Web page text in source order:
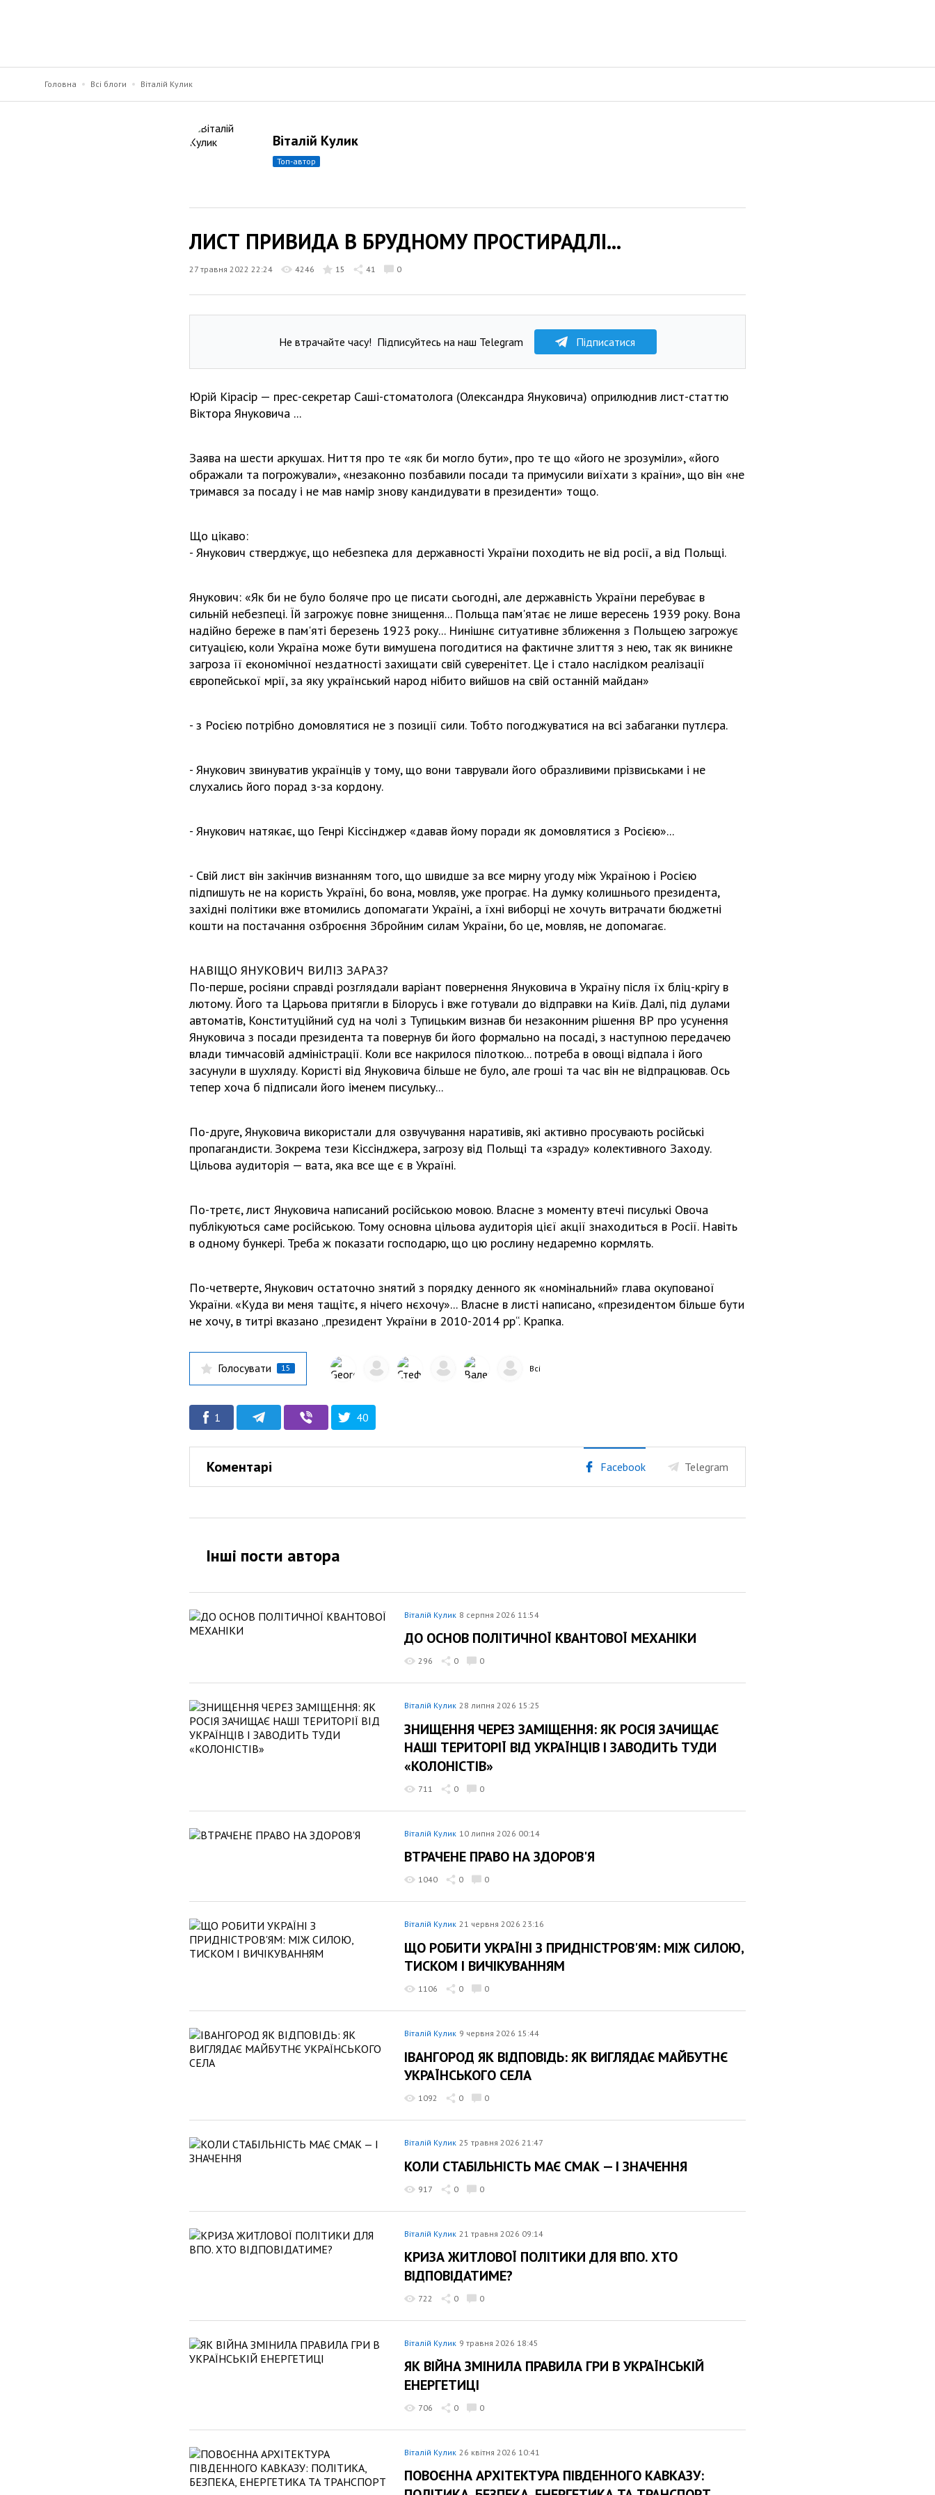
Головна Всі блоги Віталій Кулик
Віталій Кулик
топ-автор
ЛИСТ ПРИВИДА В БРУДНОМУ ПРОСТИРАДЛІ...
27 травня 2022 22:24 4246 15 41 0
Не втрачайте часу! Підписуйтесь на наш Telegram Підписатися
Юрій Кірасір — прес-секретар Саші-стоматолога (Олександра Януковича) оприлюднив лист-статтю
Віктора Януковича ...
Заява на шести аркушах. Ниття про те «як би могло бути», про те що «його не зрозуміли», «його
ображали та погрожували», «незаконно позбавили посади та примусили виїхати з країни», що він «не
тримався за посаду і не мав намір знову кандидувати в президенти» тощо.
Що цікаво:
- Янукович стверджує, що небезпека для державності України походить не від росії, а від Польщі.
Янукович: «Як би не було боляче про це писати сьогодні, але державність України перебуває в
сильній небезпеці. Їй загрожує повне знищення... Польща пам'ятає не лише вересень 1939 року. Вона
надійно береже в пам'яті березень 1923 року... Нинішнє ситуативне зближення з Польщею загрожує
ситуацією, коли Україна може бути вимушена погодитися на фактичне злиття з нею, так як виникне
загроза її економічної нездатності захищати свій суверенітет. Це і стало наслідком реалізації
європейської мрії, за яку український народ нібито вийшов на свій останній майдан»
- з Росією потрібно домовлятися не з позиції сили. Тобто погоджуватися на всі забаганки путлєра.
- Янукович звинуватив українців у тому, що вони таврували його образливими прізвиськами і не
слухались його порад з-за кордону.
- Янукович натякає, що Генрі Кіссінджер «давав йому поради як домовлятися з Росією»...
- Свій лист він закінчив визнанням того, що швидше за все мирну угоду між Україною і Росією
підпишуть не на користь Україні, бо вона, мовляв, уже програє. На думку колишнього президента,
західні політики вже втомились допомагати Україні, а їхні виборці не хочуть витрачати бюджетні
кошти на постачання озброєння Збройним силам України, бо це, мовляв, не допомагає.
НАВІЩО ЯНУКОВИЧ ВИЛІЗ ЗАРАЗ?
По-перше, росіяни справді розглядали варіант повернення Януковича в Україну після їх бліц-крігу в
лютому. Його та Царьова притягли в Білорусь і вже готували до відправки на Київ. Далі, під дулами
автоматів, Конституційний суд на чолі з Тупицьким визнав би незаконним рішення ВР про усунення
Януковича з посади президента та повернув би його формально на посаді, з наступною передачею
влади тимчасовій адміністрації. Коли все накрилося пілоткою... потреба в овощі відпала і його
засунули в шухляду. Користі від Януковича більше не було, але гроші та час він не відпрацював. Ось
тепер хоча б підписали його іменем писульку...
По-друге, Януковича використали для озвучування наративів, які активно просувають російські
пропагандисти. Зокрема тези Кіссінджера, загрозу від Польщі та «зраду» колективного Заходу.
Цільова аудиторія — вата, яка все ще є в Україні.
По-третє, лист Януковича написаний російською мовою. Власне з моменту втечі писулькі Овоча
публікуються саме російською. Тому основна цільова аудиторія цієї акції знаходиться в Росії. Навіть
в одному бункері. Треба ж показати господарю, що цю рослину недаремно кормлять.
По-четверте, Янукович остаточно знятий з порядку денного як «номінальний» глава окупованої
України. «Куда ви меня тащітє, я нічего нєхочу»... Власне в листі написано, «президентом більше бути
не хочу, в титрі вказано „президент України в 2010-2014 рр“. Крапка.
Голосувати 15 Всі
1 40
Коментарі Facebook Telegram
Інші пости автора
Віталій Кулик 8 серпня 2026 11:54
ДО ОСНОВ ПОЛІТИЧНОЇ КВАНТОВОЇ МЕХАНІКИ
296 0 0
Віталій Кулик 28 липня 2026 15:25
ЗНИЩЕННЯ ЧЕРЕЗ ЗАМІЩЕННЯ: ЯК РОСІЯ ЗАЧИЩАЄ
НАШІ ТЕРИТОРІЇ ВІД УКРАЇНЦІВ І ЗАВОДИТЬ ТУДИ
«КОЛОНІСТІВ»
711 0 0
Віталій Кулик 10 липня 2026 00:14
ВТРАЧЕНЕ ПРАВО НА ЗДОРОВ'Я
1040 0 0
Віталій Кулик 21 червня 2026 23:16
ЩО РОБИТИ УКРАЇНІ З ПРИДНІСТРОВ'ЯМ: МІЖ СИЛОЮ,
ТИСКОМ І ВИЧІКУВАННЯМ
1106 0 0
Віталій Кулик 9 червня 2026 15:44
ІВАНГОРОД ЯК ВІДПОВІДЬ: ЯК ВИГЛЯДАЄ МАЙБУТНЄ
УКРАЇНСЬКОГО СЕЛА
1092 0 0
Віталій Кулик 25 травня 2026 21:47
КОЛИ СТАБІЛЬНІСТЬ МАЄ СМАК — І ЗНАЧЕННЯ
917 0 0
Віталій Кулик 21 травня 2026 09:14
КРИЗА ЖИТЛОВОЇ ПОЛІТИКИ ДЛЯ ВПО. ХТО
ВІДПОВІДАТИМЕ?
722 0 0
Віталій Кулик 9 травня 2026 18:45
ЯК ВІЙНА ЗМІНИЛА ПРАВИЛА ГРИ В УКРАЇНСЬКІЙ
ЕНЕРГЕТИЦІ
706 0 0
Віталій Кулик 26 квітня 2026 10:41
ПОВОЄННА АРХІТЕКТУРА ПІВДЕННОГО КАВКАЗУ: